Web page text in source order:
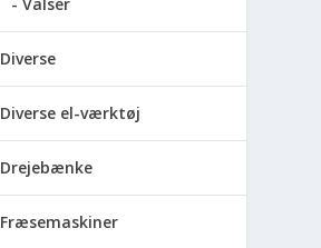
Diverse
Diverse el-værktøj
Drejebænke
Fræsemaskiner